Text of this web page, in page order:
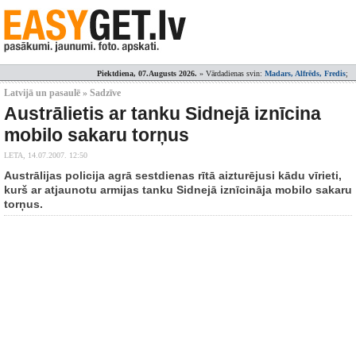
Piektdiena, 07.Augusts 2026. » Vārdadienas svin: Madars, Alfrēds, Fredis;
Latvijā un pasaulē » Sadzīve
Austrālietis ar tanku Sidnejā iznīcina
mobilo sakaru torņus
LETA, 14.07.2007. 12:50
Austrālijas policija agrā sestdienas rītā aizturējusi kādu vīrieti,
kurš ar atjaunotu armijas tanku Sidnejā iznīcināja mobilo sakaru
torņus.